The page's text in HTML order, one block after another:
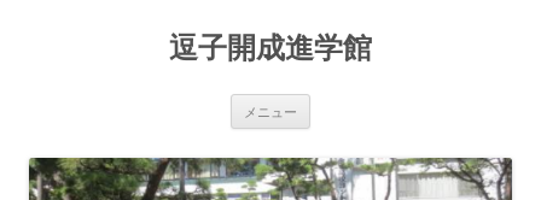
プ
逗子開成進学館
メニュー